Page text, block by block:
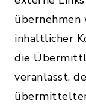
inhaltlicher
die
veranlasst,